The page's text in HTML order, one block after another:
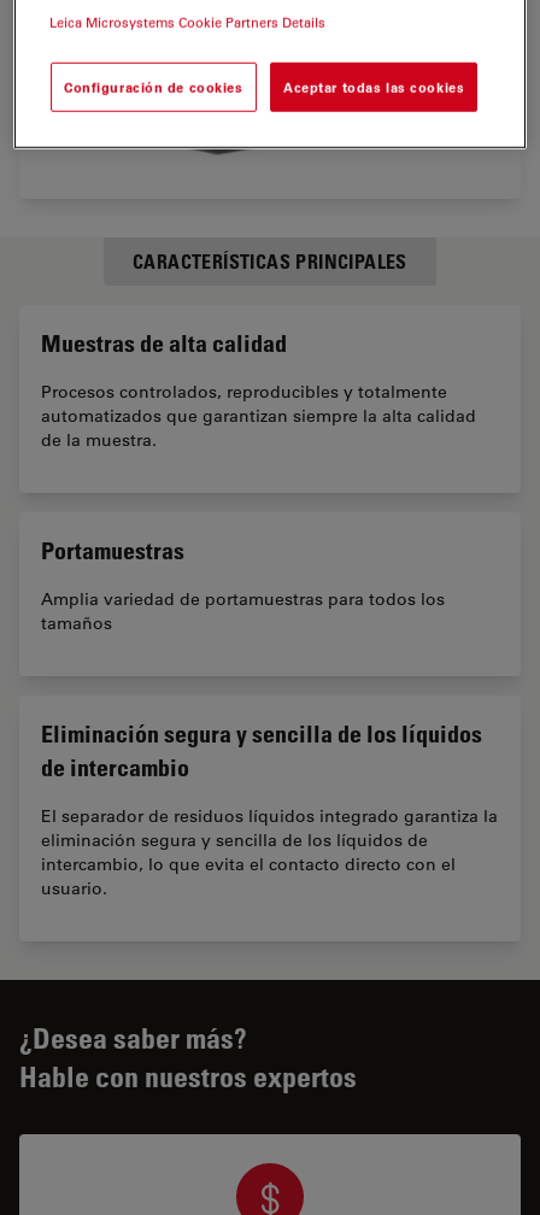
CARACTERÍSTICAS PRINCIPALES
Muestras de alta calidad
Procesos controlados, reproducibles y totalmente
automatizados que garantizan siempre la alta calidad
de la muestra.
Portamuestras
Amplia variedad de portamuestras para todos los
tamaños
Eliminación segura y sencilla de los líquidos
de intercambio
El separador de residuos líquidos integrado garantiza la
eliminación segura y sencilla de los líquidos de
intercambio, lo que evita el contacto directo con el
usuario.
¿Desea saber más?
Hable con nuestros expertos
Leica Microsystems Cookie Partners Details
Configuración de cookies Aceptar todas las cookies